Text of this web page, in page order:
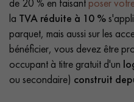
de 20 % en faisant poser
la TVA réduite à 10 %
parquet, mais aussi sur les
bénéficier, vous devez être
occupant à titre gratuit d'un
ou secondaire) construit